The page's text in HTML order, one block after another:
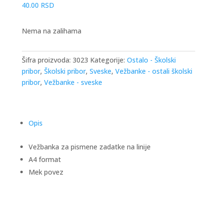
40.00 RSD
Nema na zalihama
Šifra proizvoda: 3023 Kategorije: Ostalo - Školski
pribor, Školski pribor, Sveske, Vežbanke - ostali školski
pribor, Vežbanke - sveske
Opis
Vežbanka za pismene zadatke na linije
A4 format
Mek povez